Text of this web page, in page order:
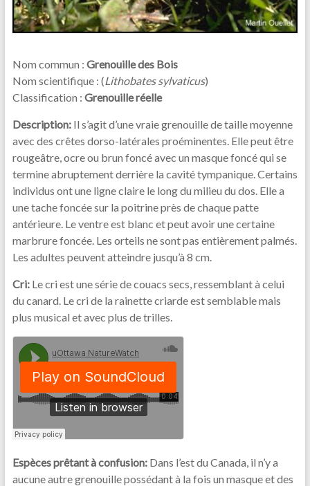
Nom commun : Grenouille des Bois
Nom scientifique : (Lithobates sylvaticus)
Classification : Grenouille réelle
Description:Il s’agit d’une vraie grenouille de taille moyenne
avec des crêtes dorso-latérales proéminentes. Elle peut être
rougeâtre, ocre ou brun foncé avec un masque foncé qui se
termine abruptement derrière la cavité tympanique. Certains
individus ont une ligne claire le long du milieu du dos. Elle a
une tache foncée sur la poitrine près de chaque patte
antérieure. Le ventre est blanc et peut avoir une certaine
marbrure foncée. Les orteils ne sont pas entièrement palmés.
Les adultes peuvent atteindre jusqu’à 8 cm.
Cri: Le cri est une série de couacs secs, ressemblant à celui
du canard. Le cri de la rainette criarde est semblable mais
plus musical et avec plus de trilles.
Espèces prêtant à confusion: Dans l’est du Canada, il n’y a
aucune autre grenouille possédant à la fois un masque et des